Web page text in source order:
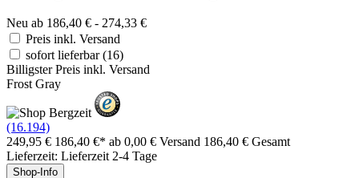
Neu ab 186,40 € - 274,33 €
Preis inkl. Versand
sofort lieferbar(16)
Billigster Preis inkl. Versand
Frost Gray
(16.194)
249,95 € 186,40 €* ab 0,00 € Versand 186,40 € Gesamt
Lieferzeit: Lieferzeit 2-4 Tage
Shop-Info